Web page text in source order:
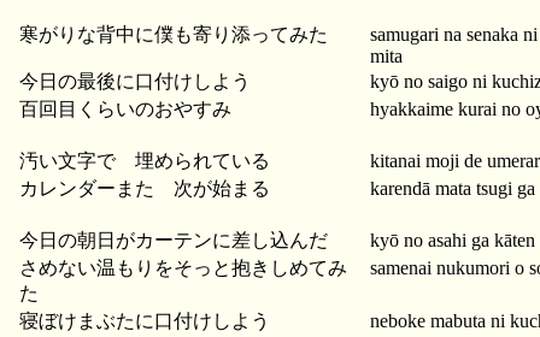
寒がりな背中に僕も寄り添ってみた
samugari na senaka
mita
今日の最後に口付けしよう
kyō no saigo ni
百回目くらいのおやすみ
hyakkaime kurai no
汚い文字で 埋められている
kitanai moji de
カレンダーまた 次が始まる
karendā mata tsugi
今日の朝日がカーテンに差し込んだ
kyō no asahi ga
さめない温もりをそっと抱きしめてみ
た
samenai nukumori o
寝ぼけまぶたに口付けしよう
neboke mabuta ni